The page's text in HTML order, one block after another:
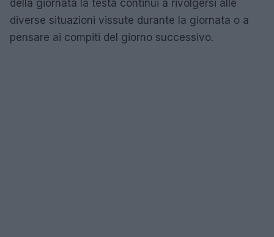
della giornata la testa continui a rivolgersi alle
diverse situazioni vissute durante la giornata o a
pensare ai compiti del giorno successivo.